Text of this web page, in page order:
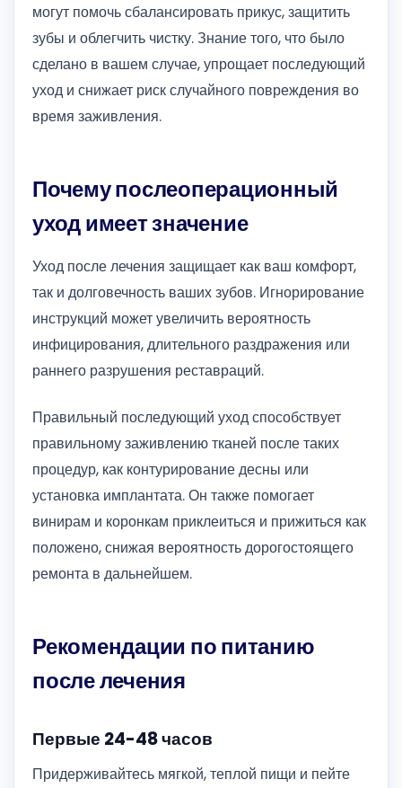
могут помочь сбалансировать прикус, защитить
зубы и облегчить чистку. Знание того, что было
сделано в вашем случае, упрощает последующий
уход и снижает риск случайного повреждения во
время заживления.
Почему послеоперационный
уход имеет значение
Уход после лечения защищает как ваш комфорт,
так и долговечность ваших зубов. Игнорирование
инструкций может увеличить вероятность
инфицирования, длительного раздражения или
раннего разрушения реставраций.
Правильный последующий уход способствует
правильному заживлению тканей после таких
процедур, как контурирование десны или
установка имплантата. Он также помогает
винирам и коронкам приклеиться и прижиться как
положено, снижая вероятность дорогостоящего
ремонта в дальнейшем.
Рекомендации по питанию
после лечения
Первые 24-48 часов
Придерживайтесь мягкой, теплой пищи и пейте